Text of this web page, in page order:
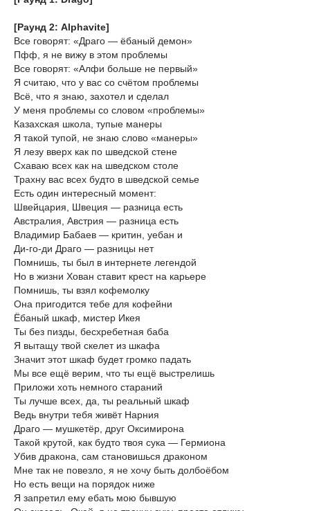
[Раунд 2: Alphavite]
Все говорят: «Драго — ёбаный демон»
Пфф, я не вижу в этом проблемы
Все говорят: «Алфи больше не первый»
Я считаю, что у вас со счётом проблемы
Всё, что я знаю, захотел и сделал
У меня проблемы со словом «проблемы»
Казахская школа, тупые манеры
Я такой тупой, не знаю слово «манеры»
Я лезу вверх как по шведской стене
Схаваю всех как на шведском столе
Трахну вас всех будто в шведской семье
Есть один интересный момент:
Швейцария, Швеция — разница есть
Австралия, Австрия — разница есть
Владимир Бабаев — критин, уебан и
Ди-го-ди Драго — разницы нет
Помнишь, ты был в интернете легендой
Но в жизни Хован ставит крест на карьере
Помнишь, ты взял кофемолку
Она пригодится тебе для кофейни
Ёбаный шкаф, мистер Икея
Ты без пизды, бесхребетная баба
Я вытащу твой скелет из шкафа
Значит этот шкаф будет громко падать
Мы все ещё верим, что ты ещё выстрелишь
Приложи хоть немного стараний
Ты лучше всех, да, ты реальный шкаф
Ведь внутри тебя живёт Нарния
Драго — мушкетёр, друг Оксимирона
Такой крутой, как будто твоя сука — Гермиона
Убив дракона, сам становишься драконом
Мне так не повезло, я не хочу быть долбоёбом
Но есть вещи на порядок ниже
Я запретил ему ебать мою бывшую